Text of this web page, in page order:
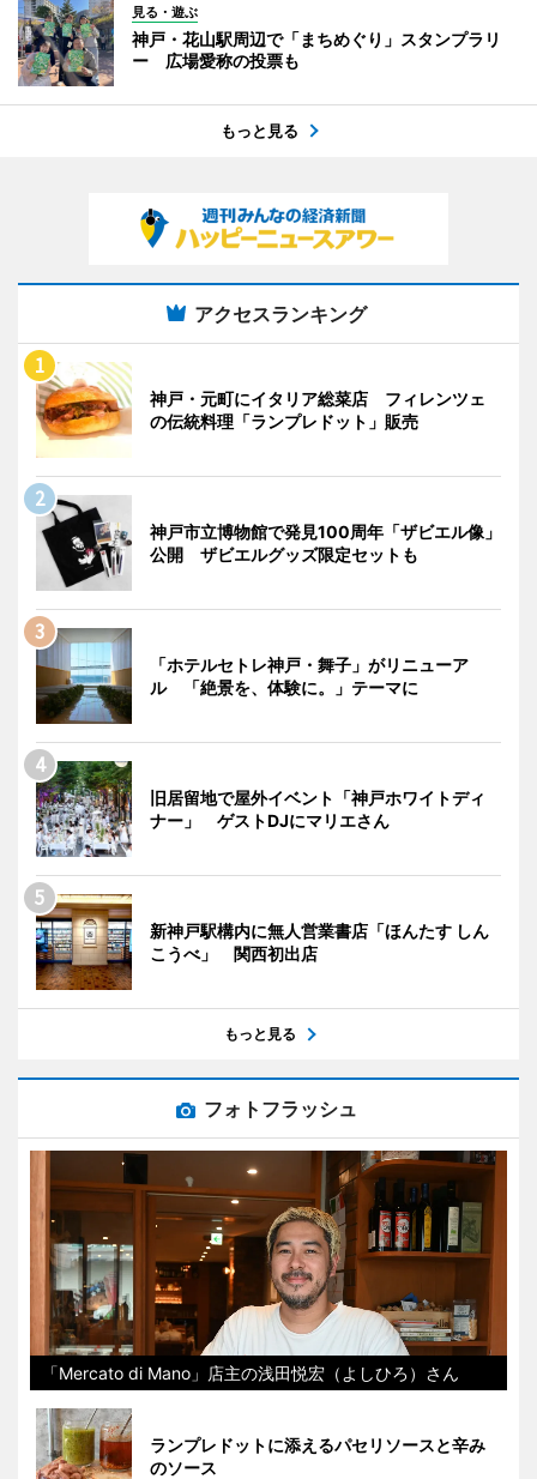
見る・遊ぶ
神戸・花山駅周辺で「まちめぐり」スタンプラリ
ー 広場愛称の投票も
もっと見る
アクセスランキング
神戸・元町にイタリア総菜店 フィレンツェ
の伝統料理「ランプレドット」販売
神戸市立博物館で発見100周年「ザビエル像」
公開 ザビエルグッズ限定セットも
「ホテルセトレ神戸・舞子」がリニューア
ル 「絶景を、体験に。」テーマに
旧居留地で屋外イベント「神戸ホワイトディ
ナー」 ゲストDJにマリエさん
新神戸駅構内に無人営業書店「ほんたす しん
こうべ」 関西初出店
もっと見る
フォトフラッシュ
「Mercato di Mano」店主の浅田悦宏（よしひろ）さん
ランプレドットに添えるパセリソースと辛み
のソース